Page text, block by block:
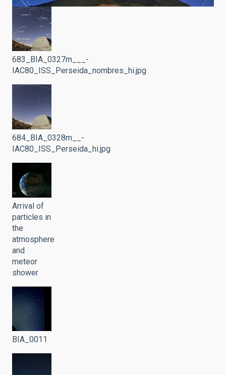
683_BIA_0327m___-
IAC80_ISS_Perseida_nombres_hi.jpg
684_BIA_0328m__-
IAC80_ISS_Perseida_hi.jpg
Arrival of
particles in
the
atmosphere
and
meteor
shower
BIA_0011